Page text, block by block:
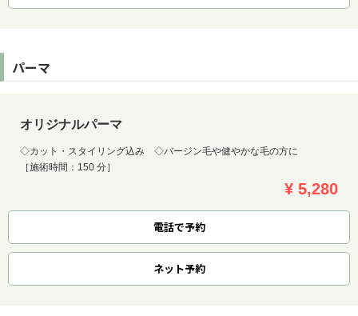
パーマ
オリジナルパーマ
◇カット・スタイリング込み ◇バージン毛や健やかな毛の方に
［施術時間：150 分］
¥ 5,280
電話で予約
ネット予約